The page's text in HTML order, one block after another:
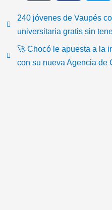
t
o
k
e
b
o
o
k
t
t
e
240 jóvenes de Vaupés
universitaria gratis sin
🚀 Chocó le apuesta a la
con su nueva Agencia de